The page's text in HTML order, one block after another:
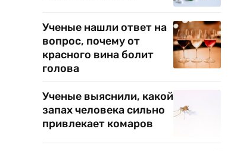
Ученые нашли ответ на
вопрос, почему от
красного вина болит
голова
Ученые выяснили, какой
запах человека сильно
привлекает комаров